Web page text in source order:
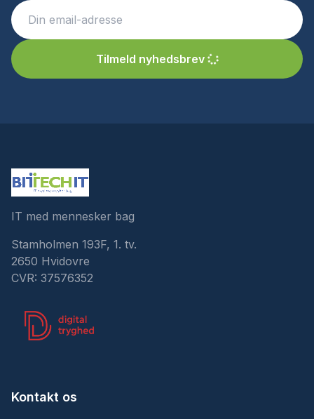
Tilmeld nyhedsbrev
IT med mennesker bag
Stamholmen 193F, 1. tv.
2650 Hvidovre
CVR: 37576352
Kontakt os